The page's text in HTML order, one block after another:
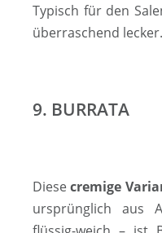
Typisch für den
überraschend lecker.
9. BURRATA
Diesecremige
ursprünglich aus